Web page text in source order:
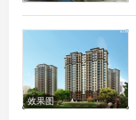
项目简介
效果图